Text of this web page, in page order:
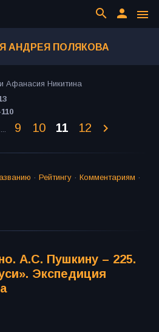
menu
person
search
АНДРЕЯ ПОЛЯКОВА
Афанасия Никитина
... 9 10 11 12
· Рейтингу · Комментариям ·
А.С. Пушкину – 225.
Экспедиция